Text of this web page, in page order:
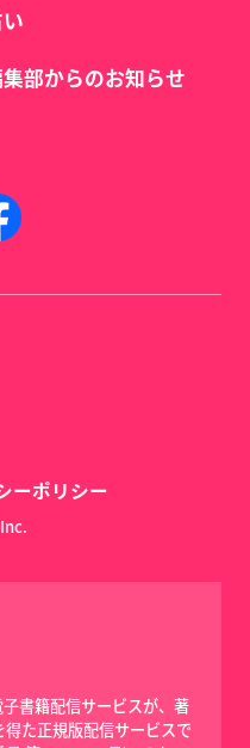
部からのお知らせ
ーポリシー
書籍配信サービスが、著
た正規版配信サービスで